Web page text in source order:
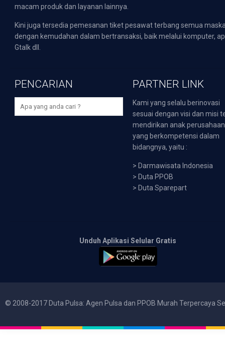
macam produk dan layanan lainnya.
Kini juga tersedia pemesanan tiket pesawat terbang semua
dengan kemudahan dalam bertransaksi, baik melalui komputer,
Gtalk dll.
PENCARIAN PARTNER LINK
Kami yang selalu berinovasi
sesuai dengan visi dan misi
mendirikan anak perusahaan
yang berkompetensi dalam
bidangnya, yaitu :
> Darmawisata Indonesia
> Duta PPOB
> Duta Sparepart
Unduh Aplikasi Selular Gratis
© 2008-2017 Duta Pulsa: Agen Pulsa dan PPOB Murah Terpercaya